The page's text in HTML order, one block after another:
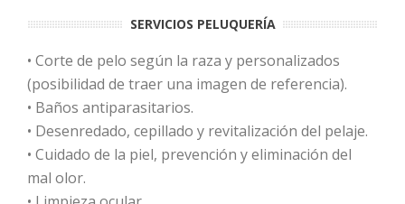
SERVICIOS PELUQUERÍA
• Corte de pelo según la raza y personalizados
(posibilidad de traer una imagen de referencia).
• Baños antiparasitarios.
• Desenredado, cepillado y revitalización del pelaje.
• Cuidado de la piel, prevención y eliminación del
mal olor.